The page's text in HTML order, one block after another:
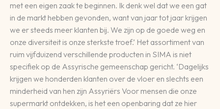
met een eigen zaak te beginnen. Ik denk wel dat we een gat
in de markt hebben gevonden, want van jaar tot jaar krijgen
we er steeds meer klanten bij. We zijn op de goede weg en
onze diversiteit is onze sterkste troef.’ Het assortiment van
ruim vijfduizend verschillende producten in SIMA is niet
specifiek op de Assyrische gemeenschap gericht. ‘Dagelijks
krijgen we honderden klanten over de vloer en slechts een
minderheid van hen zijn Assyriërs Voor mensen die onze
supermarkt ontdekken, is het een openbaring dat ze hier